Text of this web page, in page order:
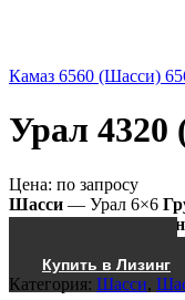
Камаз 6560 (Шасси)
Урал 4320
Цена: по запросу
Шасси — Урал 6×6
Купить в Лизинг
Категория: Шасси,